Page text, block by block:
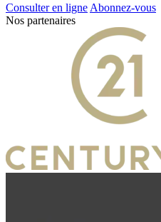
Consulter en ligne Abonnez-vous
Nos partenaires